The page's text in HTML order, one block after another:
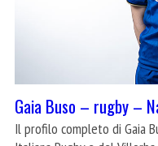
Gaia Buso – rugby –
Il profilo completo di Gaia